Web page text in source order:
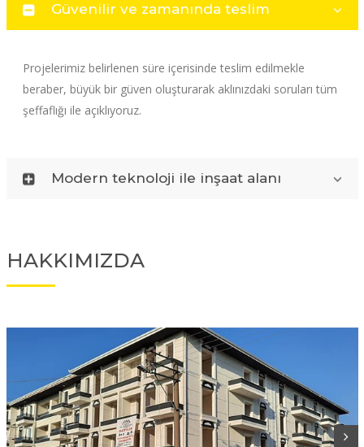
Güvenilir ve zamanında teslim
Projelerimiz belirlenen süre içerisinde teslim edilmekle
beraber, büyük bir güven oluşturarak aklınızdaki soruları tüm
şeffaflığı ile açıklıyoruz.
Modern teknoloji ile inşaat alanı
HAKKIMIZDA